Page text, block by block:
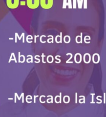
JULIO 31, 2026 0